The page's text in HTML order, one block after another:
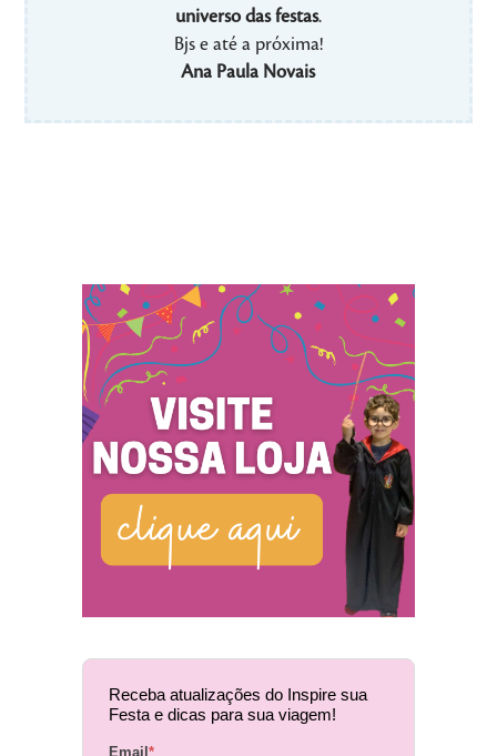
universo das festas.
Bjs e até a próxima!
Ana Paula Novais
Receba atualizações do Inspire sua
Festa e dicas para sua viagem!
Email *